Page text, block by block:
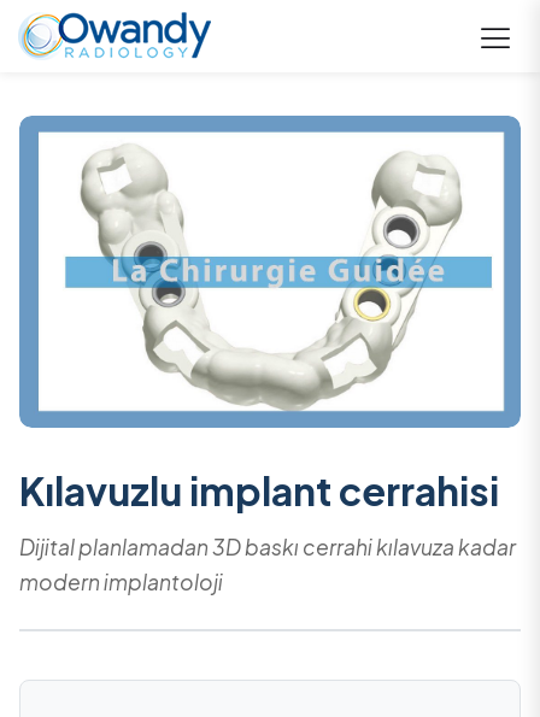
Kılavuzlu implant cerrahisi
Dijital planlamadan 3D baskı cerrahi kılavuza kadar
modern implantoloji